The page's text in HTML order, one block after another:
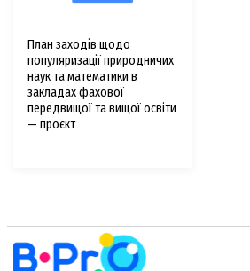
План заходів щодо
популяризації природничих
наук та математики в
закладах фахової
передвищої та вищої освіти
— проєкт